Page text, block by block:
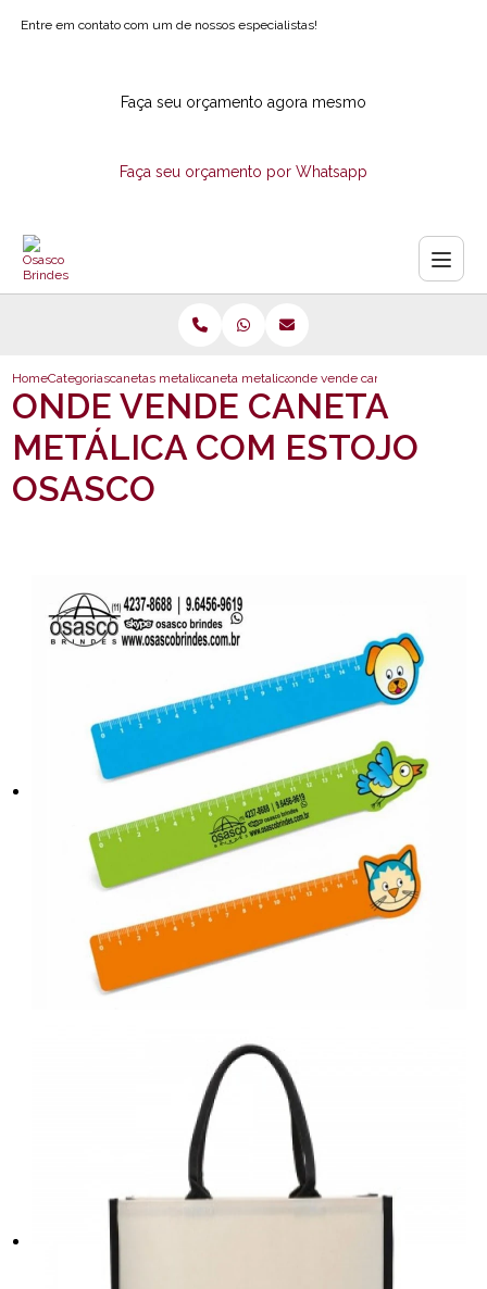
Entre em contato com um de nossos especialistas!
Faça seu orçamento agora mesmo
Faça seu orçamento por Whatsapp
HomeCategoriascanetas metalicascaneta metalica para brindesonde vende caneta metalica com
ONDE VENDE CANETA
METÁLICA COM ESTOJO
OSASCO